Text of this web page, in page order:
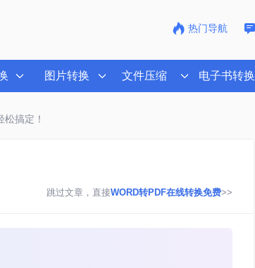
热门导航
图片转换 文件压缩 电子书转换
搞定！
跳过文章，直接WORD转PDF在线转换免费>>